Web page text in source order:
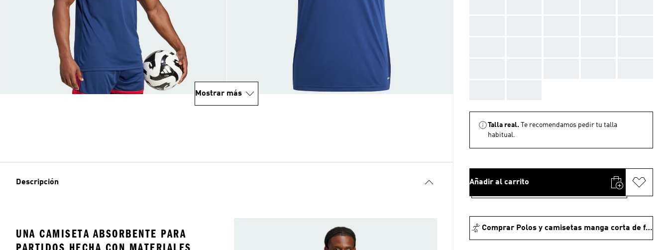
Mostrar más
Descripción
UNA CAMISETA ABSORBENTE PARA
Talla real.
Te recomendamos pedir tu talla
habitual.
Añadir al carrito
Comprar Polos y camisetas manga corta de fútbol